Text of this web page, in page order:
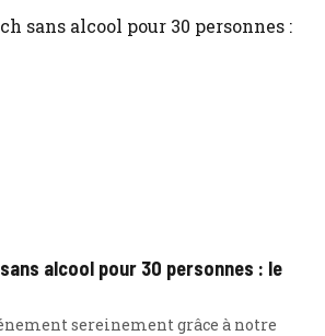
alcool pour 30 personnes : le
sereinement grâce à notre